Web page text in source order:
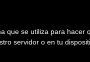
que se utiliza para hacer
servidor o en tu